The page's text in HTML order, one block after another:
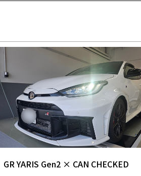
GR YARIS Gen2 × CAN CHECKED